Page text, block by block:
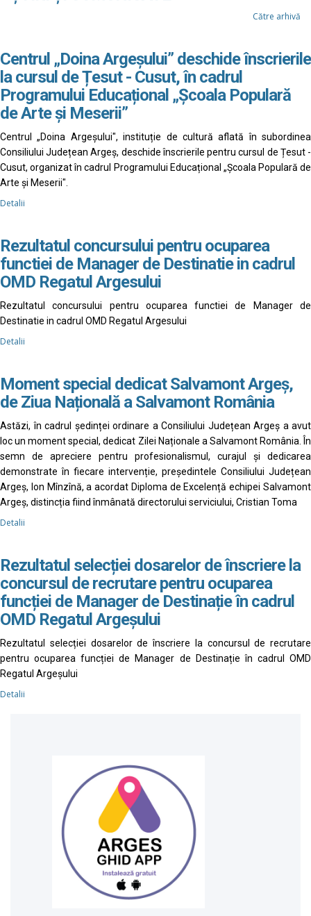
Către arhivă
Centrul „Doina Argeșului” deschide înscrierile
la cursul de Țesut - Cusut, în cadrul
Programului Educațional „Școala Populară
de Arte și Meserii”
Centrul „Doina Argeșului", instituție de cultură aflată în subordinea
Consiliului Județean Argeș, deschide înscrierile pentru cursul de Țesut -
Cusut, organizat în cadrul Programului Educațional „Școala Populară de
Arte și Meserii".
Detalii
Rezultatul concursului pentru ocuparea
functiei de Manager de Destinatie in cadrul
OMD Regatul Argesului
Rezultatul concursului pentru ocuparea functiei de Manager de
Destinatie in cadrul OMD Regatul Argesului
Detalii
Moment special dedicat Salvamont Argeș,
de Ziua Națională a Salvamont România
Astăzi, în cadrul ședinței ordinare a Consiliului Județean Argeș a avut
loc un moment special, dedicat Zilei Naționale a Salvamont România. În
semn de apreciere pentru profesionalismul, curajul și dedicarea
demonstrate în fiecare intervenție, președintele Consiliului Județean
Argeș, Ion Mînzînă, a acordat Diploma de Excelență echipei Salvamont
Argeș, distincția fiind înmânată directorului serviciului, Cristian Toma
Detalii
Rezultatul selecției dosarelor de înscriere la
concursul de recrutare pentru ocuparea
funcției de Manager de Destinație în cadrul
OMD Regatul Argeșului
Rezultatul selecției dosarelor de înscriere la concursul de recrutare
pentru ocuparea funcției de Manager de Destinație în cadrul OMD
Regatul Argeșului
Detalii